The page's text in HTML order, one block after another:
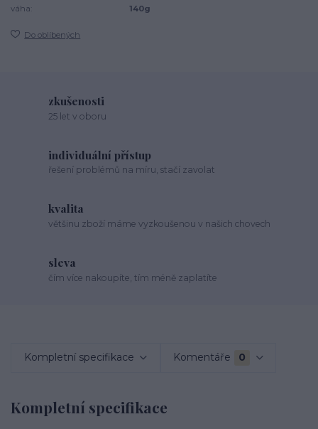
váha:
140g
Do oblíbených
zkušenosti
25 let v oboru
individuální přístup
řešení problémů na míru, stačí zavolat
kvalita
většinu zboží máme vyzkoušenou v našich chovech
sleva
čím více nakoupíte, tím méně zaplatíte
Kompletní specifikace Komentáře 0
Kompletní specifikace